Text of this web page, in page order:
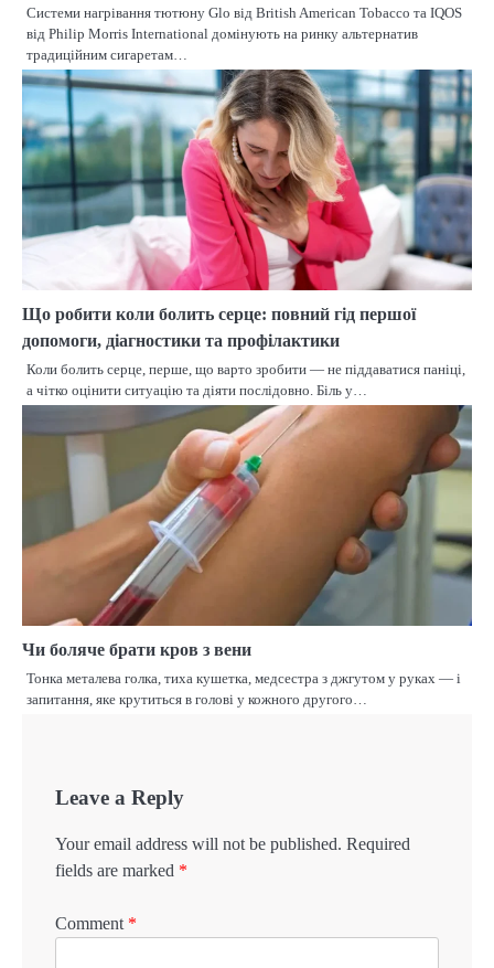
Системи нагрівання тютюну Glo від British American Tobacco та IQOS
від Philip Morris International домінують на ринку альтернатив
традиційним сигаретам…
Що робити коли болить серце: повний гід першої
допомоги, діагностики та профілактики
Коли болить серце, перше, що варто зробити — не піддаватися паніці,
а чітко оцінити ситуацію та діяти послідовно. Біль у…
Чи боляче брати кров з вени
Тонка металева голка, тиха кушетка, медсестра з джгутом у руках — і
запитання, яке крутиться в голові у кожного другого…
Leave a Reply
Your email address will not be published. Required
fields are marked *
Comment *